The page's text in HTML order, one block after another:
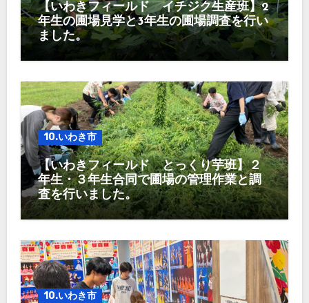
【いわきフィールド イチジク生産班】2
年生の圃場見学と3年生の圃場調査を行い
ました。
10.いわき市
【いわきフィールド とっくり芋班】２
年生・３年生合同で圃場の管理作業と調
査を行いました。
10.いわき市